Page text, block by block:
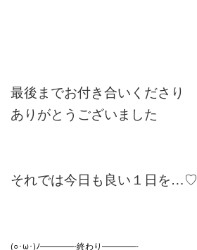
最後までお付き合いくださり
ありがとうございました
それでは今日も良い１日を…♡
(○･ω･)ﾉ————-終わり————-